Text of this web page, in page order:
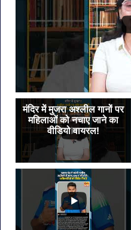
मंदिर में मुजरा अश्लील गानों पर
महिलाओं को नचाए जाने का
वीडियो वायरल!